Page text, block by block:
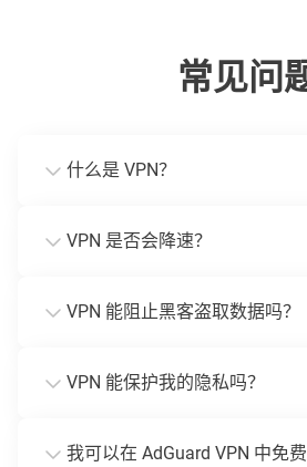
常见问
什么是 VPN？
VPN 是否会降速？
VPN 能阻止黑客盗取数据吗？
VPN 能保护我的隐私吗？
我可以在 AdGuard VPN 中免